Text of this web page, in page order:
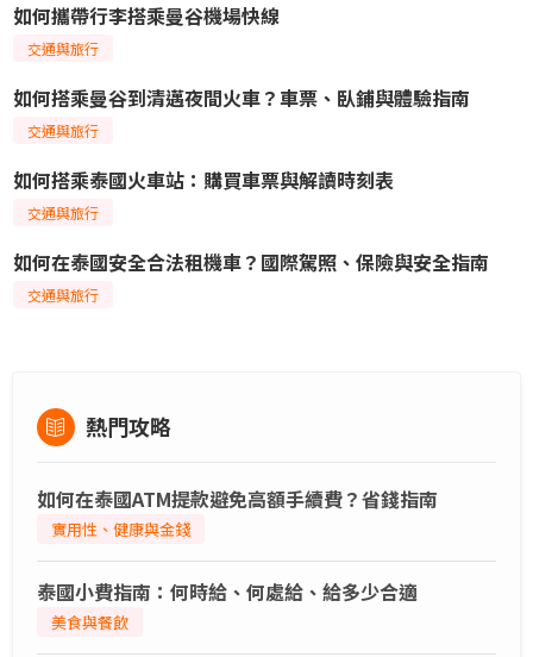
如何攜帶行李搭乘曼谷機場快線
交通與旅行
如何搭乘曼谷到清邁夜間火車？車票、臥鋪與體驗指南
交通與旅行
如何搭乘泰國火車站：購買車票與解讀時刻表
交通與旅行
如何在泰國安全合法租機車？國際駕照、保險與安全指南
交通與旅行
熱門攻略
如何在泰國ATM提款避免高額手續費？省錢指南
實用性、健康與金錢
泰國小費指南：何時給、何處給、給多少合適
美食與餐飲